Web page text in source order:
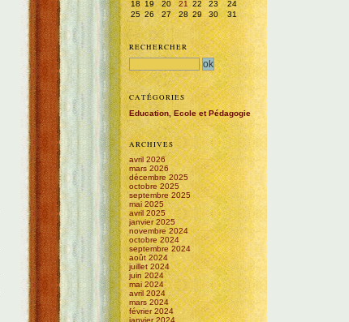
18 19 20 21 22 23
24
25 26 27 28 29 30 31
RECHERCHER
CATÉGORIES
Education, Ecole et Pédagogie
ARCHIVES
avril 2026
mars 2026
décembre 2025
octobre 2025
septembre 2025
mai 2025
avril 2025
janvier 2025
novembre 2024
octobre 2024
septembre 2024
août 2024
juillet 2024
juin 2024
mai 2024
avril 2024
mars 2024
février 2024
janvier 2024